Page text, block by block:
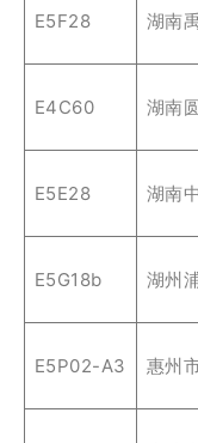
E5F28 湖南
E4C60 湖南
E5E28 湖南
E5G18b 湖州
E5P02-A3 惠州